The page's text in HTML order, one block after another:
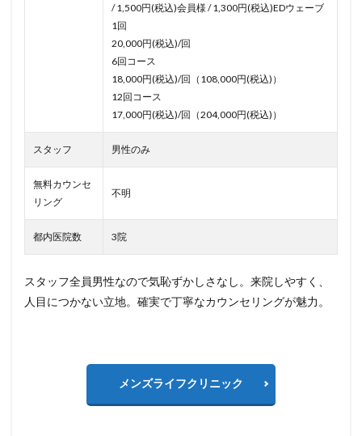
/ 1,500円(税込)会員様 / 1,300円(税込)EDウェーブ
1回
20,000円(税込)/回
6回コース
18,000円(税込)/回（108,000円(税込)）
12回コース
17,000円(税込)/回（204,000円(税込)）
スタッフ 男性のみ
無料カウンセ
リング
不明
都内医院数 3院
スタッフ全員男性なので気恥ずかしさなし。来院しやすく、
人目につかない立地。確実で丁寧なカウンセリングが魅力。
メンズライフクリニック